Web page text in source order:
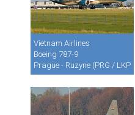
Vietnam Airlines
Boeing 787-9
Prague - Ruzyne (PRG / LKPR)